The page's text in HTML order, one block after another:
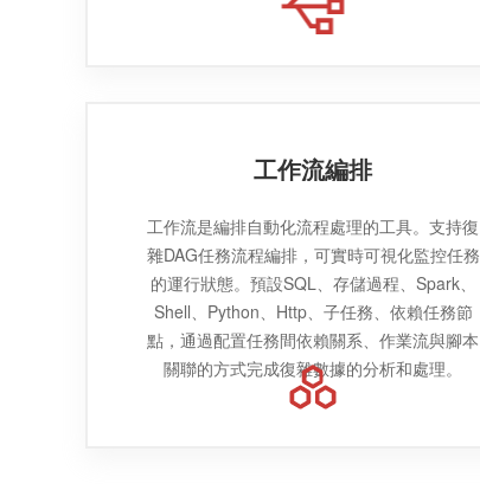
工作流編排
工作流是編排自動化流程處理的工具。支持復
雜DAG任務流程編排，可實時可視化監控任務
的運行狀態。預設SQL、存儲過程、Spark、
Shell、Python、Http、子任務、依賴任務節
點，通過配置任務間依賴關系、作業流與腳本
關聯的方式完成復雜數據的分析和處理。